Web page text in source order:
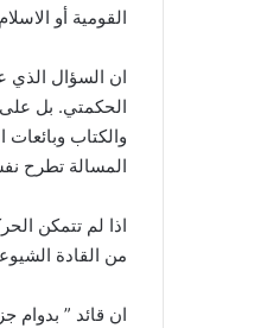
القومية أو
ان السؤال الذي
الحكمتي. بل
والكتاب
المسالة تطرح
اذا لم تتمكن
من القادة